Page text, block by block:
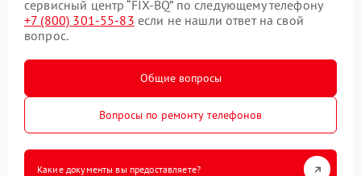
сервисный центр “FIX-BQ” по следующему телефону
+7 (800) 301-55-83 если не нашли ответ на свой
вопрос.
Общие вопросы
Вопросы по ремонту телефонов
Какие документы вы предоставляете?